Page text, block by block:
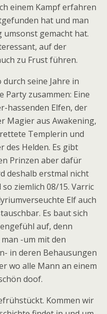
einem Kampf erfahren
hat und man
umsonst gemacht hat.
auf der
zu Frust führen.
seine Jahre in
Party zusammen: Eine
hassenden Elfen, der
Magier aus Awakening,
Templerin und
des Helden. Es gibt
Prinzen aber dafür
deshalb erstmal nicht
ziemlich 08/15. Varric
Elf auch
Es baut sich
auf, denn
-um mit den
in deren Behausungen
wo alle Mann an einem
doof.
Kommen wir